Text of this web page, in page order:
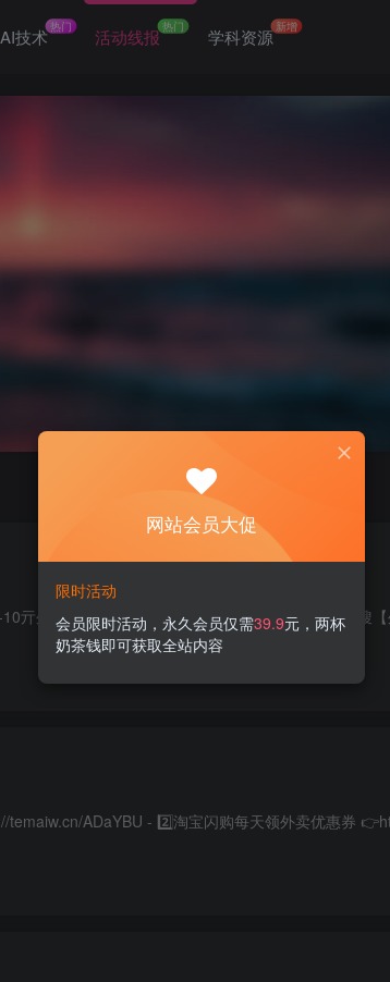
AI技术热门 活动线报热门 学科资源 新增
网站会员大促
限时活动
会员限时活动，永久会员仅需39.9元，两杯
奶茶钱即可获取全站内容